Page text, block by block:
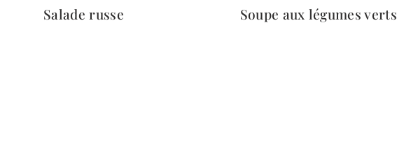
Salade russe Soupe aux légumes verts